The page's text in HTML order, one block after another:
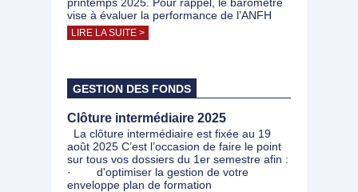
vise à évaluer la performance de l’ANFH
LIRE LA SUITE >
GESTION DES FONDS
Clôture intermédiaire 2025
La clôture intermédiaire est fixée au 19
août 2025 C’est l’occasion de faire le point
sur tous vos dossiers du 1er semestre afin :
· d'optimiser la gestion de votre
enveloppe plan de formation